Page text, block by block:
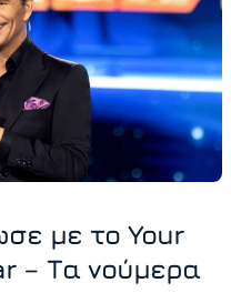
με το Your
– Τα νούμερα